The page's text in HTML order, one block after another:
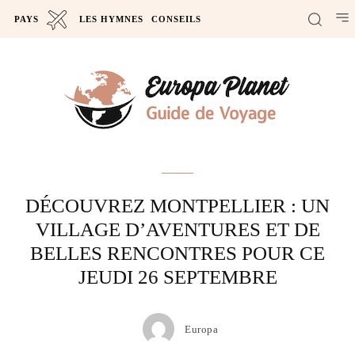
PAYS LES HYMNES CONSEILS
DÉCOUVREZ MONTPELLIER : UN
VILLAGE D’AVENTURES ET DE
BELLES RENCONTRES POUR CE
JEUDI 26 SEPTEMBRE
Europa